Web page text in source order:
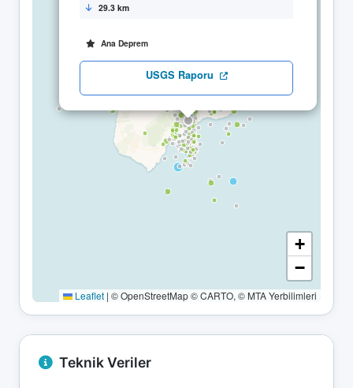
29.3 km
Ana Deprem
USGS Raporu
+
−
Leaflet | © OpenStreetMap © CARTO, © MTA Yerbilimleri
Teknik Veriler